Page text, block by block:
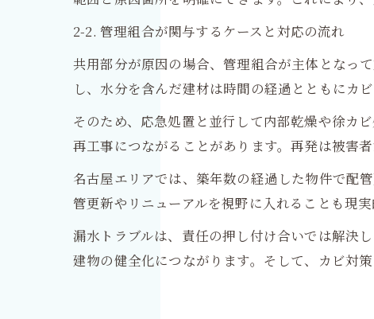
2-2. 管理組合が関与するケースと対応の流れ
共用部分が原因の場合、管理組合が主体となっ
し、水分を含んだ建材は時間の経過とともにカビ
そのため、応急処置と並行して内部乾燥や徐カ
再工事につながることがあります。再発は被害
名古屋エリアでは、築年数の経過した物件で配
管更新やリニューアルを視野に入れることも現実
漏水トラブルは、責任の押し付け合いでは解決
建物の健全化につながります。そして、カビ対